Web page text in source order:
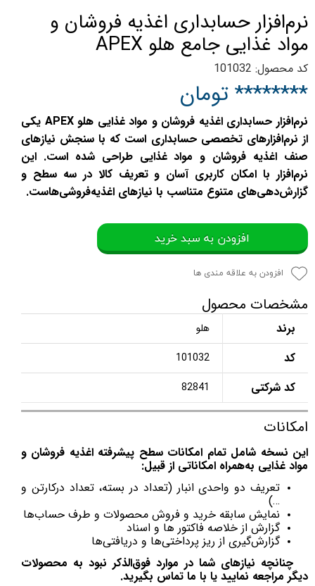
نرم‌افزار حسابداری اغذیه فروشان و
مواد غذایی جامع هلو APEX
کد محصول: 101032
******** تومان
نرم‌افزار حسابداری اغذیه فروشان و مواد غذایی هلو APEX یکی
از نرم‌افزارهای تخصصی حسابداری است که با سنجش نیازهای
صنف اغذیه فروشان و مواد غذایی طراحی شده است. این
نرم‌افزار با امکان کاربری آسان و تعریف کالا در سه سطح و
گزارش‌دهی‌های متنوع متناسب با نیازهای اغذیه‌فروشی‌هاست.
افزودن به سبد خرید
افزودن به علاقه مندی ها
مشخصات محصول
برند هلو
کد 101032
کد شرکتی 82841
امکانات
این نسخه شامل تمام امکانات سطح پیشرفته اغذیه فروشان و
مواد غذایی به‌همراه امکاناتی از قبیل:
تعریف دو واحدی انبار (تعداد در بسته، تعداد درکارتن و
…)
نمایش سابقه خرید و فروش محصولات و طرف حساب‌ها
گزارش از خلاصه فاکتور ها و اسناد
گزارش‌گیری از ریز پرداختی‌ها و دریافتی‌ها
چنانچه نیازهای شما در موارد فوق‌الذکر نبود به محصولات
دیگر مراجعه نمایید یا با ما تماس بگیرید.